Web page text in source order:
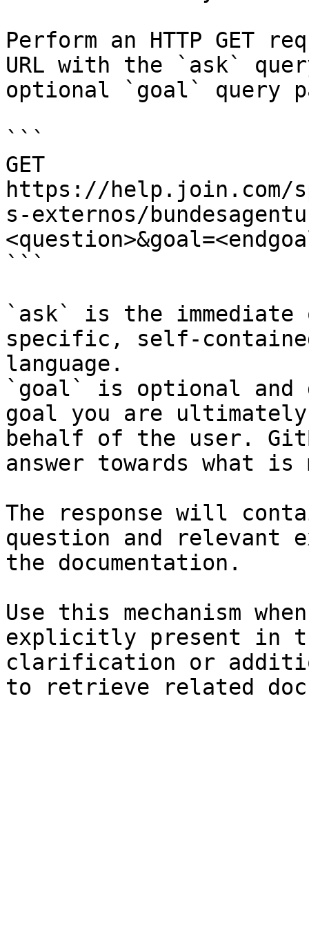
Perform an HTTP GET
URL with the `ask`
optional `goal` query
```
GET
https://help.join.com/
s-externos/
```
`ask` is the
specific, self-
language.
`goal` is optional and
goal you are
behalf of the user.
answer towards what
The response will
question and relevant
the documentation.
Use this mechanism
explicitly present in
clarification or